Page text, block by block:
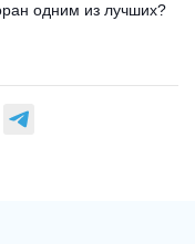
одним из лучших?